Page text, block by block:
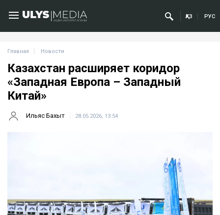
ҚАЗ РУС
Главная Новости
Казахстан расширяет коридор
«Западная Европа – Западный
Китай»
Ильяс Бахыт 28.05.2026, 13:54